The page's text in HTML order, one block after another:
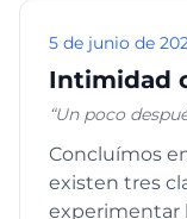
5 de junio de
Intimidad
“Un poco
tú eres de ellos,
descubre”.
Concluímos
existen tres
experimentar